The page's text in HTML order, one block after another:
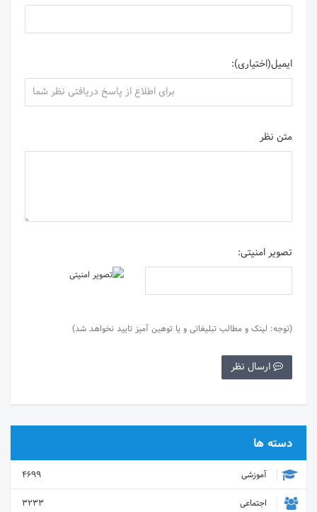
ایمیل(اختیاری):
متن نظر
تصویر امنیتی:
(توجه: لینک و مطالب تبلیغاتی و یا توهین آمیز تایید نخواهد شد)
دسته ها
آموزشی
4699
اجتماعی
3233